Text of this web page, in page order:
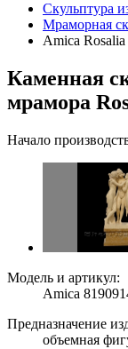
Скульптура
Мраморная
Amica
Каменная
мрамора
Начало
Модель и артикул:
Amica
Предназначение
объемная